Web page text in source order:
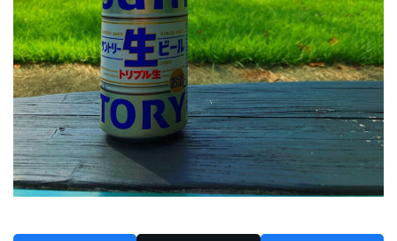
2024年2月
2024年1月
2023年12月
2023年11月
2023年10月
2023年9月
2023年8月